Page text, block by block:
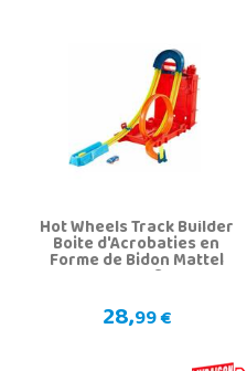
Hot Wheels Track Builder
Boite d'Acrobaties en
Forme de Bidon Mattel
HDX78
28,99 €